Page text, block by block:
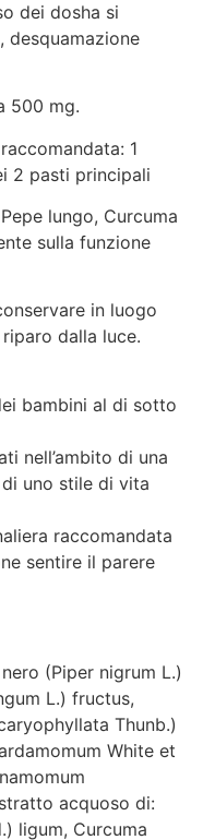
dei dosha si
desquamazione
500 mg.
1
2 pasti principali
lungo, Curcuma
sulla funzione
in luogo
dalla luce.
bambini al di sotto
nell’ambito di una
uno stile di vita
raccomandata
sentire il parere
(Piper nigrum L.)
L.) fructus,
Thunb.)
White et
acquoso di:
ligum, Curcuma